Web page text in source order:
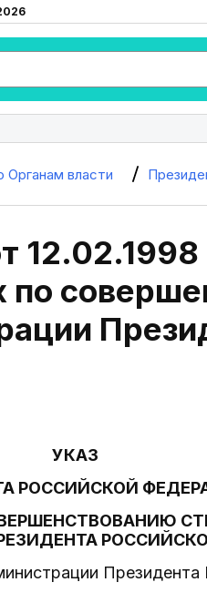
Органам власти
12.02.1998
УКАЗ
РОССИЙСКОЙ